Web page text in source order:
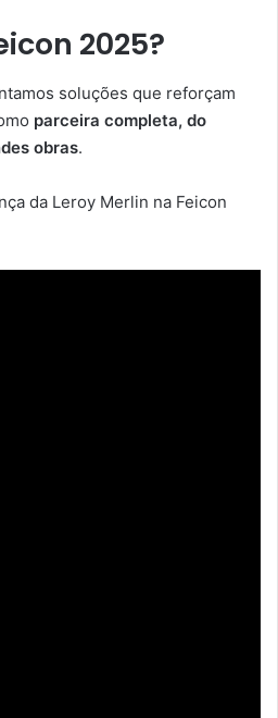
2025?
soluções que reforçam
parceira completa, do
obras.
da Leroy Merlin na Feicon